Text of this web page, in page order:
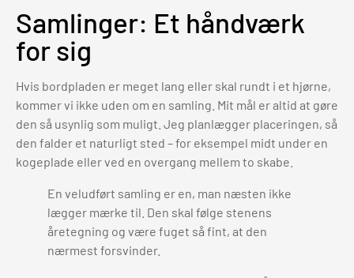
Samlinger: Et håndværk
for sig
Hvis bordpladen er meget lang eller skal rundt i et hjørne,
kommer vi ikke uden om en samling. Mit mål er altid at gøre
den så usynlig som muligt. Jeg planlægger placeringen, så
den falder et naturligt sted – for eksempel midt under en
kogeplade eller ved en overgang mellem to skabe.
En veludført samling er en, man næsten ikke
lægger mærke til. Den skal følge stenens
åretegning og være fuget så fint, at den
nærmest forsvinder.